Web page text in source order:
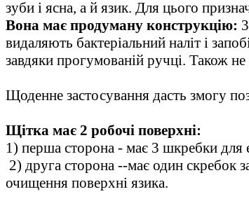
зуби і ясна, а й язик. Для цього
Вона має продуману конструкцію:
видаляють бактеріальний наліт і
завдяки прогумованій ручці. Також
Щоденне застосування дасть змогу
Щітка має 2 робочі поверхні:
1) перша сторона - має 3 шкребки для
2) друга сторона --має один скребок
очищення поверхні язика.